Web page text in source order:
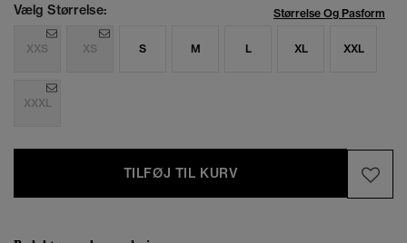
Vælg Størrelse: Størrelse Og Pasform
XXS XS S M L XL XXL
XXXL
TILFØJ TIL KURV